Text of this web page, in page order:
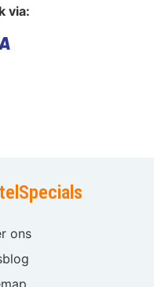
via:
ons